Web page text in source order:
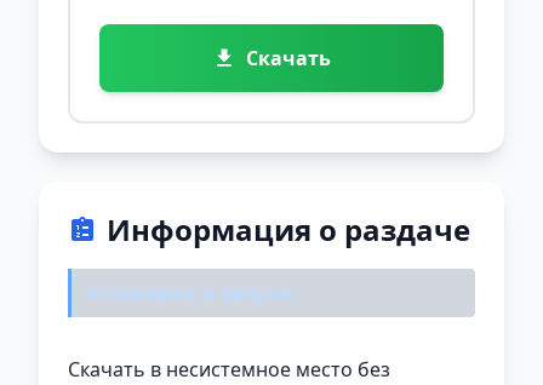
Скачать
Информация о раздаче
Установка и запуск:
Скачать в несистемное место без